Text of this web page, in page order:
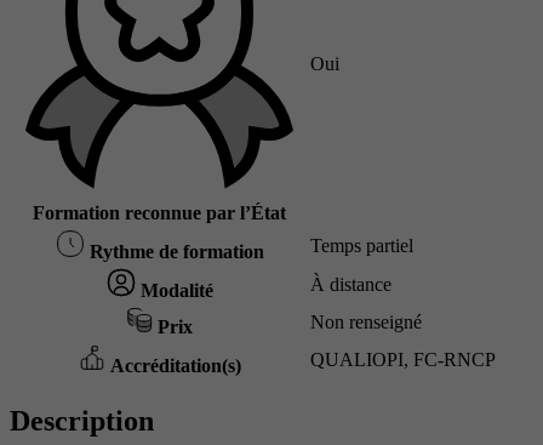
Formation reconnue par l’État
Oui
Rythme de formation Temps partiel
Modalité À distance
Prix Non renseigné
Accréditation(s) QUALIOPI, FC-RNCP
Description